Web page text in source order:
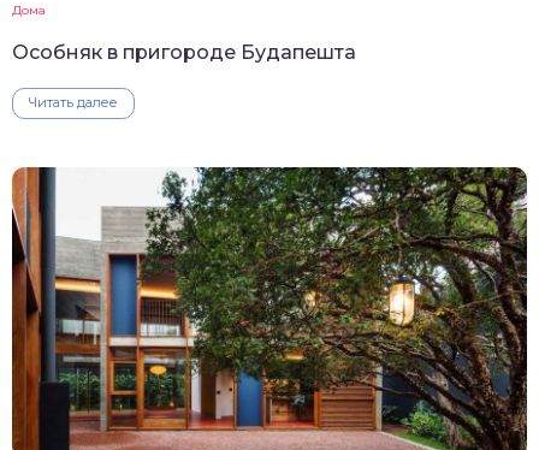
Дома
Особняк в пригороде Будапешта
Читать далее